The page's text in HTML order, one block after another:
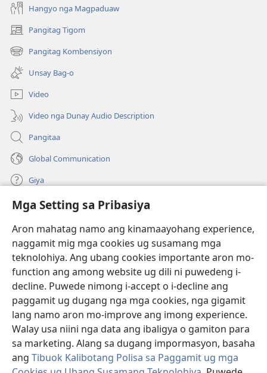
Mga Setting sa Pribasiya
Aron mahatag namo ang kinamaayohang experience,
naggamit mig mga cookies ug susamang mga
teknolohiya. Ang ubang cookies importante aron mo-
function ang among website ug dili ni puwedeng i-
decline. Puwede nimong i-accept o i-decline ang
paggamit ug dugang nga mga cookies, nga gigamit
lang namo aron mo-improve ang imong experience.
Walay usa niini nga data ang ibaligya o gamiton para
sa marketing. Alang sa dugang impormasyon, basaha
ang Tibuok Kalibotang Polisa sa Paggamit ug mga
Hangyo nga Magpaduaw
Pangitag Tigom
(mo-
open
ug
bag-
ong
window)
Pangitag Kombensiyon
(mo-
open
ug
bag-
ong
window)
Unsay Bag-o
Video
Video nga Dunay Audio Description
Pangitaa
Global Communication
Giya
Donasyon
(mo-
open
bag-
ong
window)
Watchtower ONLINE NGA LIBRARYA
(mo-
open
ug
bag-
window)
JW Hub
(mo-
open
ug
bag-
ong
window)
JW Library
Watchtower Library